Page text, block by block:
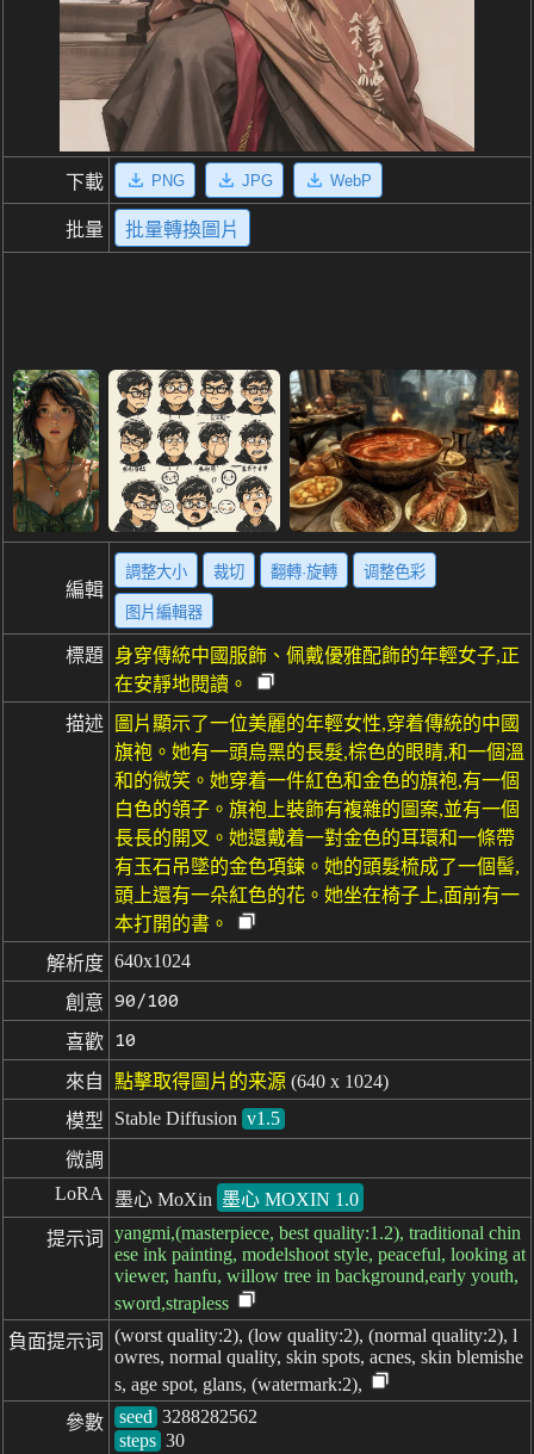
下載 PNG JPG WebP
批量 批量轉換圖片
編輯
調整大小 裁切 翻轉·旋轉 调整色彩
图片編輯器
標題
身穿傳統中國服飾、佩戴優雅配飾的年輕女子,正
在安靜地閱讀。
描述
圖片顯示了一位美麗的年輕女性,穿着傳統的中國
旗袍。她有一頭烏黑的長髮,棕色的眼睛,和一個溫
和的微笑。她穿着一件紅色和金色的旗袍,有一個
白色的領子。旗袍上裝飾有複雜的圖案,並有一個
長長的開叉。她還戴着一對金色的耳環和一條帶
有玉石吊墜的金色項鍊。她的頭髮梳成了一個髻,
頭上還有一朵紅色的花。她坐在椅子上,面前有一
本打開的書。
解析度 640x1024
創意 90/100
喜歡 10
來自 點擊取得圖片的来源 (640 x 1024)
模型
Stable Diffusion v1.5
微調
LoRA
墨心 MoXin 墨心 MOXIN 1.0
提示词
yangmi,(masterpiece, best quality:1.2), traditional chin
ese ink painting, modelshoot style, peaceful, looking at
viewer, hanfu, willow tree in background,early youth,
sword,strapless
負面提示词
(worst quality:2), (low quality:2), (normal quality:2), l
owres, normal quality, skin spots, acnes, skin blemishe
s, age spot, glans, (watermark:2),
參數
seed
steps